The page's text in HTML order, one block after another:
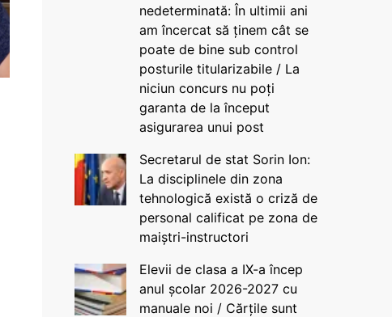
nedeterminată: În ultimii ani
am încercat să ținem cât se
poate de bine sub control
posturile titularizabile / La
niciun concurs nu poți
garanta de la început
asigurarea unui post
Secretarul de stat Sorin Ion:
La disciplinele din zona
tehnologică există o criză de
personal calificat pe zona de
maiștri-instructori
Elevii de clasa a IX-a încep
anul școlar 2026-2027 cu
manuale noi / Cărțile sunt